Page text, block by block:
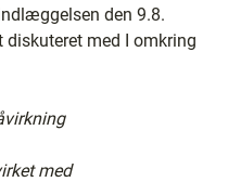
den 9.8.
med I omkring
med